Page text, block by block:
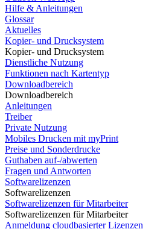
Hilfe & Anleitungen
Glossar
Aktuelles
Kopier- und Drucksystem
Kopier- und Drucksystem
Dienstliche Nutzung
Funktionen nach Kartentyp
Downloadbereich
Downloadbereich
Anleitungen
Treiber
Private Nutzung
Mobiles Drucken mit myPrint
Preise und Sonderdrucke
Guthaben auf-/abwerten
Fragen und Antworten
Softwarelizenzen
Softwarelizenzen
Softwarelizenzen für Mitarbeiter
Softwarelizenzen für Mitarbeiter
Anmeldung cloudbasierter Lizenzen